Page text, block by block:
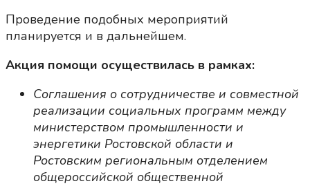
Проведение подобных мероприятий
планируется и в дальнейшем.
Акция помощи осуществилась в рамках:
Соглашения о сотрудничестве и совместной
реализации социальных программ между
министерством промышленности и
энергетики Ростовской области и
Ростовским региональным отделением
общероссийской общественной